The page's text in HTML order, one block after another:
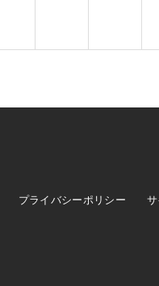
プライバシーポリシー